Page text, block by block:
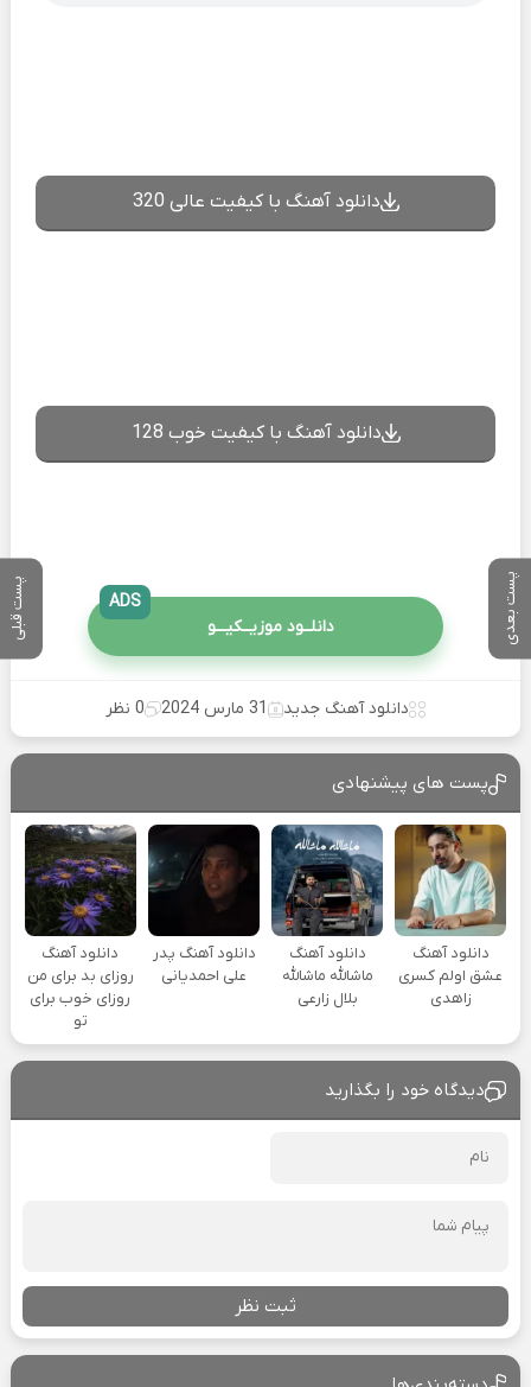
پست بعدی پست قبلی
دانلود آهنگ با کیفیت عالی 320
دانلود آهنگ با کیفیت خوب 128
دانلــود موزیــکیـــو
ADS
دانلود آهنگ جدید 31 مارس 2024 0 نظر
پست های پیشنهادی
دانلود آهنگ
عشق اولم کسری
زاهدی
دانلود آهنگ
ماشالله ماشالله
بلال زارعی
دانلود آهنگ پدر
علی احمدیانی
دانلود آهنگ
روزای بد برای من
روزای خوب برای
تو
دیدگاه خود را بگذارید
ثبت نظر